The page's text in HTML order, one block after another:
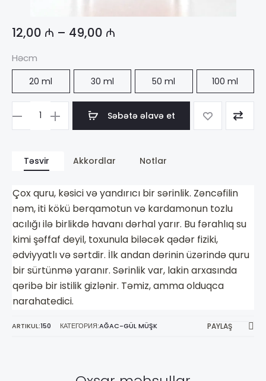
12,00 ₼ – 49,00 ₼
Həcm
20 ml 30 ml 50 ml 100 ml
Armand
Basi
In
Red
Səbətə əlavə et
Təsvir Akkordlar Notlar
Çox quru, kəsici və yandırıcı bir sərinlik. Zəncəfilin
nəm, iti kökü berqamotun və kardamonun tozlu
acılığı ilə birlikdə havanı dərhal yarır. Bu fərahlıq su
kimi şəffaf deyil, toxunula biləcək qədər fiziki,
ədviyyatlı və sərtdir. İlk andan dərinin üzərində quru
bir sürtünmə yaranır. Sərinlik var, lakin arxasında
qəribə bir istilik gizlənir. Təmiz, amma olduqca
narahatedici.
ARTIKUL:150 КАТЕГОРИЯ:AĞAC-GÜL MÜŞK PAYLAŞ